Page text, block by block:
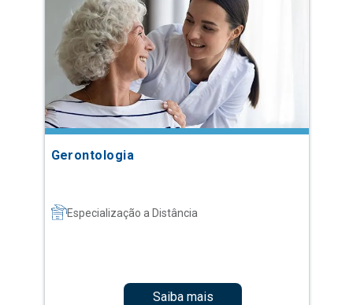
Gerontologia
Especialização a Distância
Saiba mais